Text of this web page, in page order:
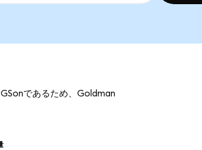
であるため、Goldman